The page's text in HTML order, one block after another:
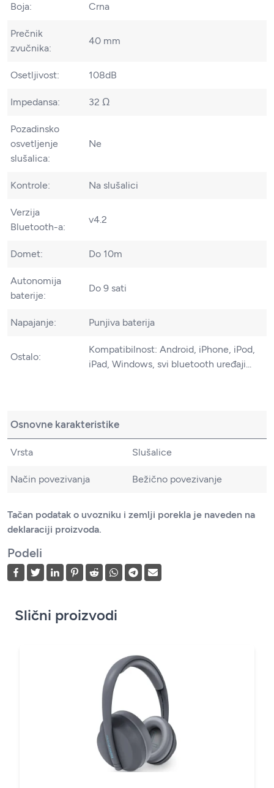
Boja: Crna
Prečnik
zvučnika:
40 mm
Osetljivost: 108dB
Impedansa: 32 Ω
Pozadinsko
osvetljenje
slušalica:
Ne
Kontrole: Na slušalici
Verzija
Bluetooth-a:
v4.2
Domet: Do 10m
Autonomija
baterije:
Do 9 sati
Napajanje: Punjiva baterija
Ostalo:
Kompatibilnost: Android, iPhone, iPod,
iPad, Windows, svi bluetooth uređaji...
Osnovne karakteristike
Vrsta Slušalice
Način povezivanja Bežično povezivanje
Tačan podatak o uvozniku i zemlji porekla je naveden na
deklaraciji proizvoda.
Podeli
Slični proizvodi